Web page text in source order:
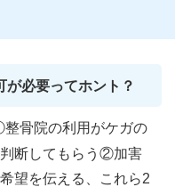
が必要ってホント？
骨院の利用がケガの
断してもらう②加害
望を伝える、これら2